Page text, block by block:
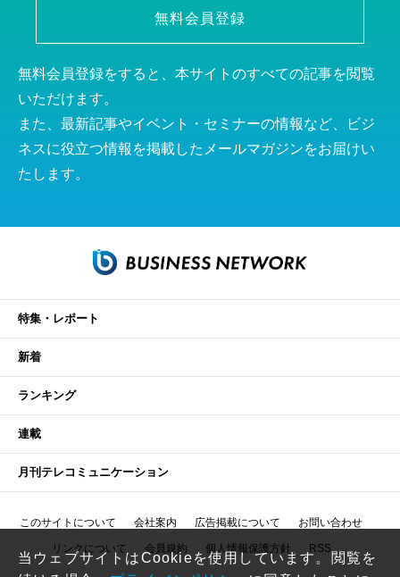
無料会員登録
無料会員登録をすると、本サイトのすべての記事を閲覧
いただけます。
また、最新記事やイベント・セミナーの情報など、ビジ
ネスに役立つ情報を掲載したメールマガジンをお届けい
たします。
特集・レポート
新着
ランキング
連載
月刊テレコミュニケーション
このサイトについて 会社案内 広告掲載について お問い合わせ
リンクについて 会員規約 個人情報保護方針 RSS
当ウェブサイトはCookieを使用しています。閲覧を